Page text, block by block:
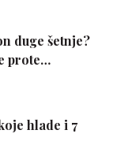
duge šetnje?
prote…
hlade i 7